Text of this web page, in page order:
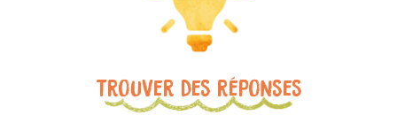
Trouver des réponses